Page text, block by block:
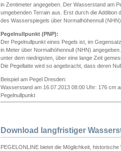
in Zentimeter angegeben. Der Wasserstand am
umgebenden Terrain aus. Erst durch die
des Wasserspiegels über Normalhöhennull (NHN).
Pegelnullpunkt (PNP):
Der Pegelnullpunkt eines Pegels ist, im
in Meter über Normalhöhennull (NHN)
unter dem niedrigsten, über eine lange Zeit
Die Pegellatte wird so angebracht, dass deren
Beispiel am Pegel Dresden:
Wasserstand am 16.07.2013 08:00 Uhr: 176 cm
Pegelnullpunkt
Download langfristiger
PEGELONLINE bietet die Möglichkeit,